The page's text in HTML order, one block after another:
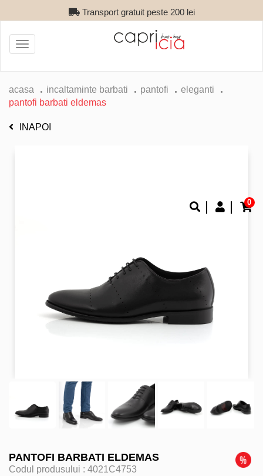
Transport gratuit peste 200 lei
0
Toggle
navigation
acasa incaltaminte barbati pantofi
eleganti
pantofi barbati eldemas
INAPOI
PANTOFI BARBATI ELDEMAS
Codul produsului : 4021C4753